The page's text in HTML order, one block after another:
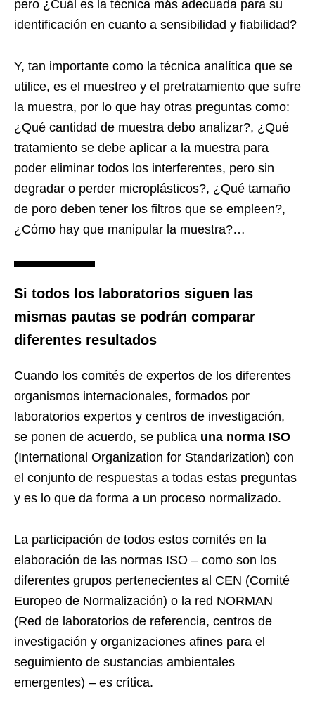
pero ¿Cuál es la técnica más adecuada para su
identificación en cuanto a sensibilidad y fiabilidad?
Y, tan importante como la técnica analítica que se
utilice, es el muestreo y el pretratamiento que sufre
la muestra, por lo que hay otras preguntas como:
¿Qué cantidad de muestra debo analizar?, ¿Qué
tratamiento se debe aplicar a la muestra para
poder eliminar todos los interferentes, pero sin
degradar o perder microplásticos?, ¿Qué tamaño
de poro deben tener los filtros que se empleen?,
¿Cómo hay que manipular la muestra?…
Si todos los laboratorios siguen las
mismas pautas se podrán comparar
diferentes resultados
Cuando los comités de expertos de los diferentes
organismos internacionales, formados por
laboratorios expertos y centros de investigación,
se ponen de acuerdo, se publica una norma ISO
(International Organization for Standarization) con
el conjunto de respuestas a todas estas preguntas
y es lo que da forma a un proceso normalizado.
La participación de todos estos comités en la
elaboración de las normas ISO – como son los
diferentes grupos pertenecientes al CEN (Comité
Europeo de Normalización) o la red NORMAN
(Red de laboratorios de referencia, centros de
investigación y organizaciones afines para el
seguimiento de sustancias ambientales
emergentes) – es crítica.